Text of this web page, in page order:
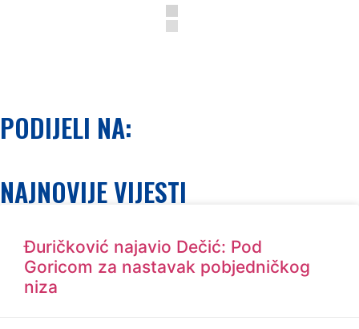
PODIJELI NA:
NAJNOVIJE VIJESTI
Đuričković najavio Dečić: Pod
Goricom za nastavak pobjedničkog
niza